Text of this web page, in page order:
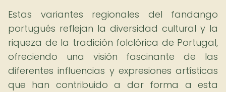
Estas variantes regionales del fandango
portugués reflejan la diversidad cultural y la
riqueza de la tradición folclórica de Portugal,
ofreciendo una visión fascinante de las
diferentes influencias y expresiones artísticas
que han contribuido a dar forma a esta